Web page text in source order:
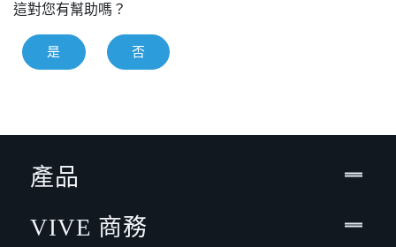
這對您有幫助嗎？
是 否
產品
VIVE 商務